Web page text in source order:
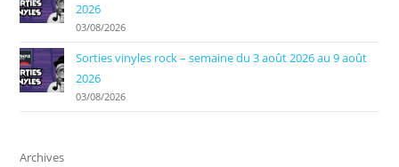
2026
03/08/2026
Sorties vinyles rock – semaine du 3 août 2026 au 9 août
2026
03/08/2026
Archives